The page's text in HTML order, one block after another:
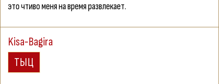
это чтиво меня на время развлекает.
Kisa-Bagira